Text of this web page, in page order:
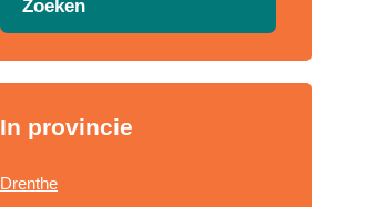
Zoeken
In provincie
Drenthe